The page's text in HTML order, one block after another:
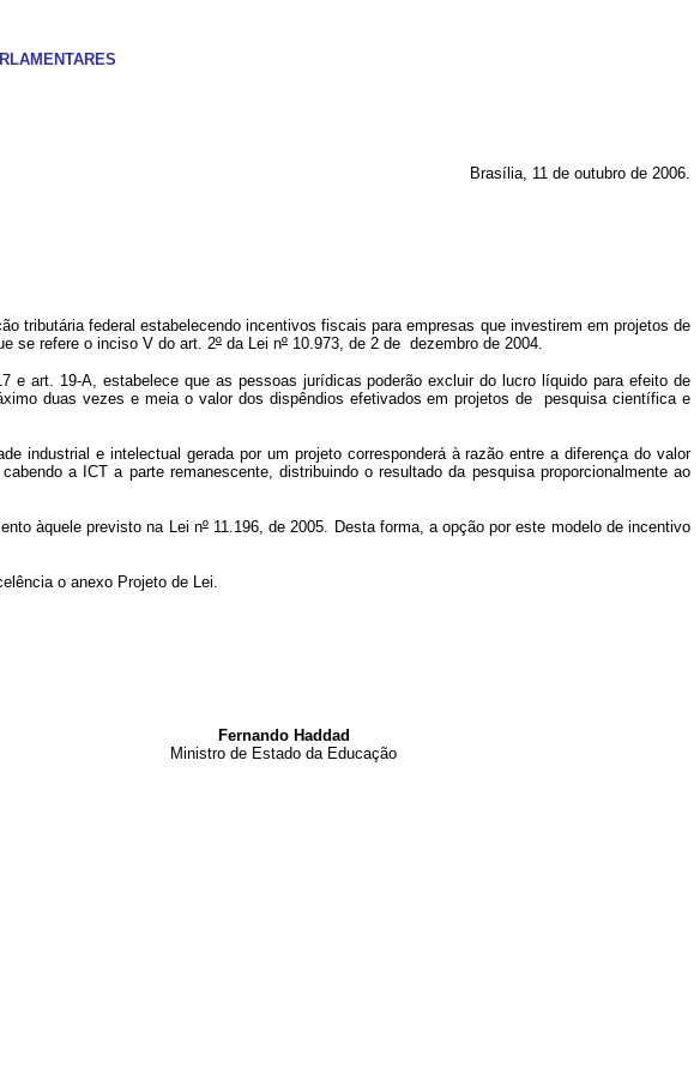
Brasília, 11 de outubro de 2006.
federal estabelecendo incentivos fiscais para empresas que investirem em projetos de
se refere o inciso V do art. 2º da Lei nº 10.973, de 2 de dezembro de 2004.
e art. 19-A, estabelece que as pessoas jurídicas poderão excluir do lucro líquido para efeito de
duas vezes e meia o valor dos dispêndios efetivados em projetos de pesquisa científica e
industrial e intelectual gerada por um projeto corresponderá à razão entre a diferença do valor
a ICT a parte remanescente, distribuindo o resultado da pesquisa proporcionalmente ao
àquele previsto na Lei nº11.196, de 2005. Desta forma, a opção por este modelo de incentivo
o anexo Projeto de Lei.
Fernando Haddad
Ministro de Estado da Educação